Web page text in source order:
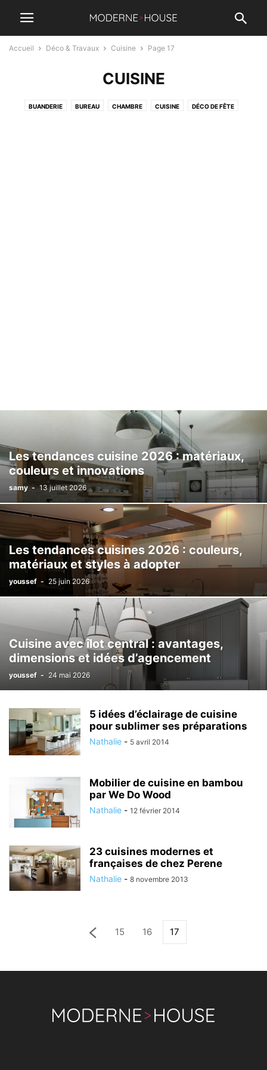
Accueil Déco & Travaux Cuisine Page 17
CUISINE
BUANDERIE BUREAU CHAMBRE CUISINE DÉCO DE FÊTE
Les tendances cuisine 2026 : matériaux,
couleurs et innovations
samy - 13 juillet 2026
Les tendances cuisines 2026 : couleurs,
matériaux et styles à adopter
youssef - 25 juin 2026
Cuisine avec îlot central : avantages,
dimensions et idées d’agencement
youssef - 24 mai 2026
5 idées d’éclairage de cuisine
pour sublimer ses préparations
Nathalie - 5 avril 2014
Mobilier de cuisine en bambou
par We Do Wood
Nathalie - 12 février 2014
23 cuisines modernes et
françaises de chez Perene
Nathalie - 8 novembre 2013
15 16 17